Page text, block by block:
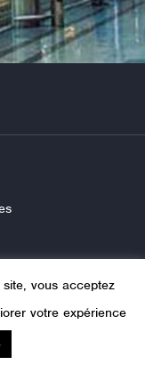
vous acceptez
votre expérience